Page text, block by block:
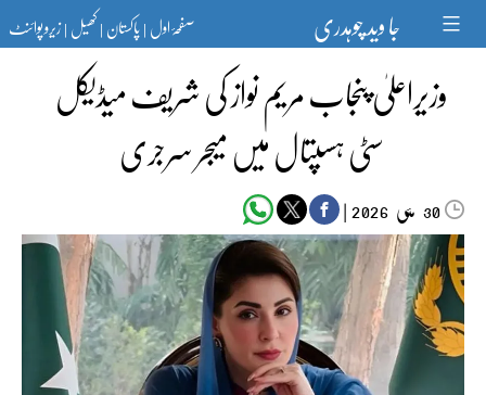
content جا وید چوہدری صفحۂ اول|پاکستان|کھیل|زیرو پوائنٹ
وزیراعلیٰ پنجاب مریم نواز کی شریف میڈیکل
سٹی ہسپتال میں میجر سرجری
30 مئی‬‮ |